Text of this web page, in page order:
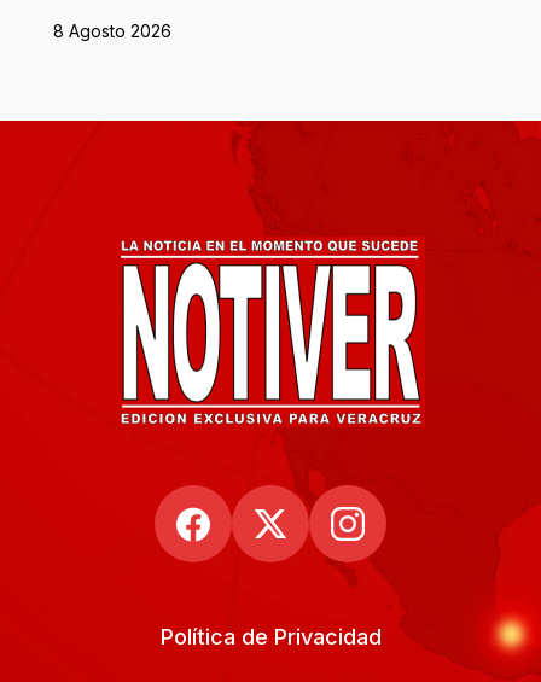
8 Agosto 2026
Política de Privacidad